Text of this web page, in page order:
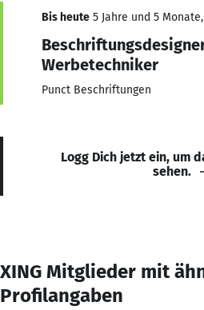
Bis heute 5 Jahre und 5
Werbetechniker
Punct Beschriftungen
Logg Dich jetzt ein, um
sehen.
XING Mitglieder mit
Profilangaben